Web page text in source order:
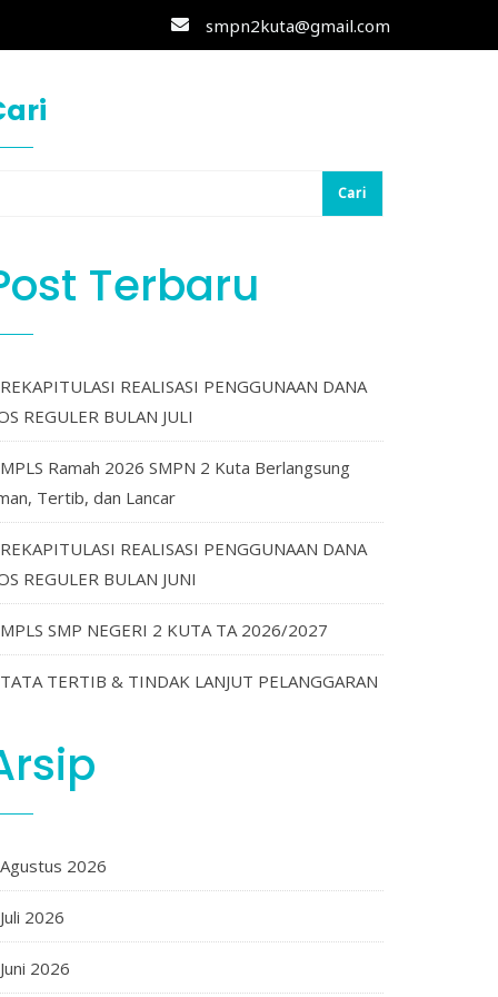
smpn2kuta@gmail.com
Cari
Terbaru
REKAPITULASI REALISASI PENGGUNAAN DANA
REGULER BULAN JULI
MPLS Ramah 2026 SMPN 2 Kuta Berlangsung
Tertib, dan Lancar
REKAPITULASI REALISASI PENGGUNAAN DANA
REGULER BULAN JUNI
MPLS SMP NEGERI 2 KUTA TA 2026/2027
TATA TERTIB & TINDAK LANJUT PELANGGARAN
Agustus 2026
Juli 2026
Juni 2026